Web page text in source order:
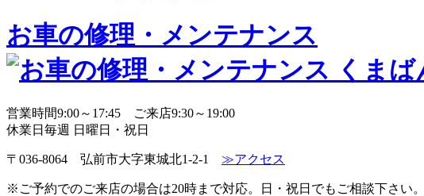
お車の修理・メンテナンス
営業時間9:00～17:45 ご来店9:30～19:00
休業日 毎週 日曜日・祝日
〒036-8064 弘前市大字東城北1-2-1 ≫アクセス
※ご予約でのご来店の場合は20時まで対応。日・祝日でもご相談下さい。